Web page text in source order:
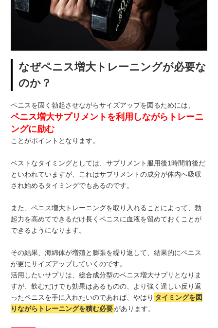
なぜペニス増大トレーニングが必要な
のか？
ペニスを固く勃起させながらサイズアップを図るためには、
ペニス増大サプリメントを利用しながらトレーニ
ングに励む
ことがポイントとなります。
ベストなタイミングとしては、サプリメント服用後1時間前後だ
といわれていますが、これはサプリメントの成分が体内へ吸収
され始めるタイミングでもあるのです。
また、ペニス増大トレーニングを取り入れることによって、勃
起力を高めてできるだけ長くペニスに血液を留めておくことが
できるようになります。
その結果、海綿体が増殖と膨張を繰り返して、結果的にペニス
が更にサイズアップしていくのです。
活用したいサプリは、総合成分型のペニス増大サプリとなりま
すが、飲むだけでも効果はあるものの、より強く逞しい反り返
ったペニスを手に入れたいのであれば、やはり タイミングを図
りながらトレーニングを積む必要があります。